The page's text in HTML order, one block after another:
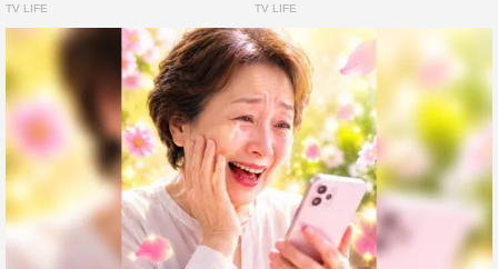
んとやってくれたんだ！”ってなるので、実は内心すごく
興奮してました（笑）」と溢れんばかりの“ハガレン愛”を
見せた。
会見中も劇中同様に息ぴったりの山田と本田だが、「翼に
さっき会ったら“また背縮んだ？”みたいなことを言ってき
て…。本番前にそんなこと言ってくる女優います！？」と
暴露した山田。「久しぶりに顔を合わせたときに“あ
れ？”って思って」と説明する本田に「誰がチビやね
TV LIFE TV LIFE